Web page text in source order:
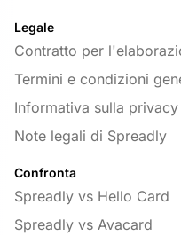
Legale
Contratto per
Termini e condizioni
Informativa sulla privacy
Note legali di Spreadly
Confronta
Spreadly vs Hello Card
Spreadly vs Avacard